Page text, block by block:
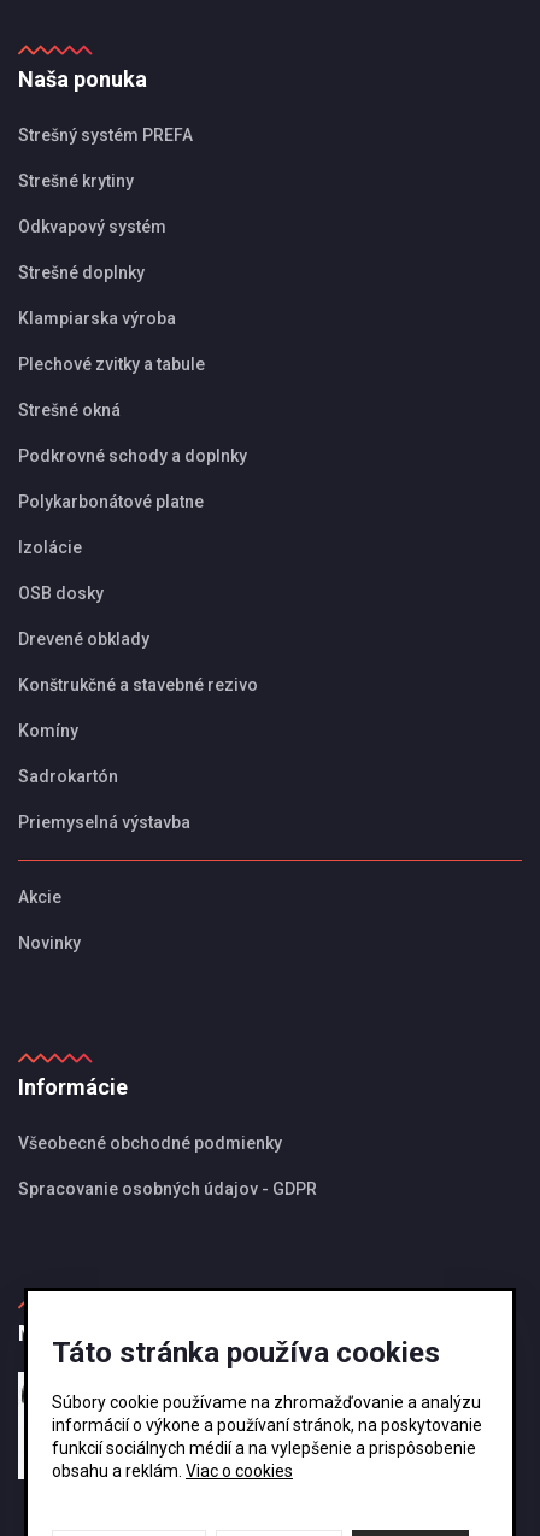
Naša ponuka
Strešný systém PREFA
Strešné krytiny
Odkvapový systém
Strešné doplnky
Klampiarska výroba
Plechové zvitky a tabule
Strešné okná
Podkrovné schody a doplnky
Polykarbonátové platne
Izolácie
OSB dosky
Drevené obklady
Konštrukčné a stavebné rezivo
Komíny
Sadrokartón
Priemyselná výstavba
Akcie
Novinky
Informácie
Všeobecné obchodné podmienky
Spracovanie osobných údajov - GDPR
MBS Magazín
Ako si vybrať správnu veľkosť odkvapového
systému KJG ?
Táto stránka používa cookies
Súbory cookie používame na zhromažďovanie a analýzu
informácií o výkone a používaní stránok, na poskytovanie
funkcií sociálnych médií a na vylepšenie a prispôsobenie
obsahu a reklám. Viac o cookies